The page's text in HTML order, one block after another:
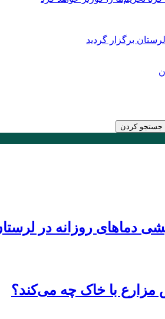
برگزار گردید
دما‌های روزانه در
با خاک چه می‌کند؟